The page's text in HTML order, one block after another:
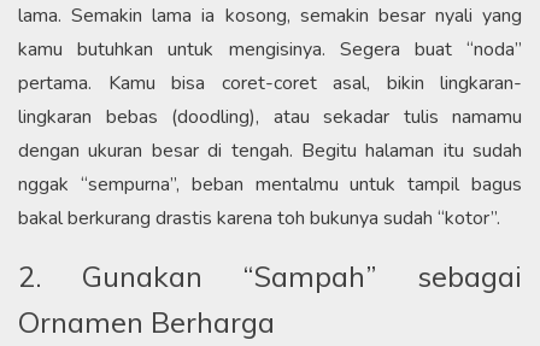
lama. Semakin lama ia kosong, semakin besar nyali yang
kamu butuhkan untuk mengisinya. Segera buat “noda”
pertama. Kamu bisa coret-coret asal, bikin lingkaran-
lingkaran bebas (doodling), atau sekadar tulis namamu
dengan ukuran besar di tengah. Begitu halaman itu sudah
nggak “sempurna”, beban mentalmu untuk tampil bagus
bakal berkurang drastis karena toh bukunya sudah “kotor”.​
2. Gunakan “Sampah” sebagai
Ornamen Berharga